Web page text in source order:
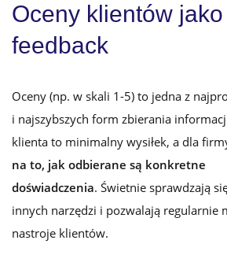
Oceny klientów
feedback
Oceny (np. w skali 1-5) to jedna z
i najszybszych form zbierania
klienta to minimalny wysiłek, a dla
na to, jak odbierane są konkretne
doświadczenia. Świetnie sprawdzają
innych narzędzi i pozwalają regularnie
nastroje klientów.